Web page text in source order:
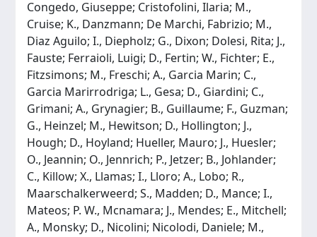
Congedo, Giuseppe; Cristofolini, Ilaria; M.,
Cruise; K., Danzmann; De Marchi, Fabrizio; M.,
Diaz Aguilo; I., Diepholz; G., Dixon; Dolesi, Rita; J.,
Fauste; Ferraioli, Luigi; D., Fertin; W., Fichter; E.,
Fitzsimons; M., Freschi; A., Garcia Marin; C.,
Garcia Marirrodriga; L., Gesa; D., Giardini; C.,
Grimani; A., Grynagier; B., Guillaume; F., Guzman;
G., Heinzel; M., Hewitson; D., Hollington; J.,
Hough; D., Hoyland; Hueller, Mauro; J., Huesler;
O., Jeannin; O., Jennrich; P., Jetzer; B., Johlander;
C., Killow; X., Llamas; I., Lloro; A., Lobo; R.,
Maarschalkerweerd; S., Madden; D., Mance; I.,
Mateos; P. W., Mcnamara; J., Mendes; E., Mitchell;
A., Monsky; D., Nicolini; Nicolodi, Daniele; M.,